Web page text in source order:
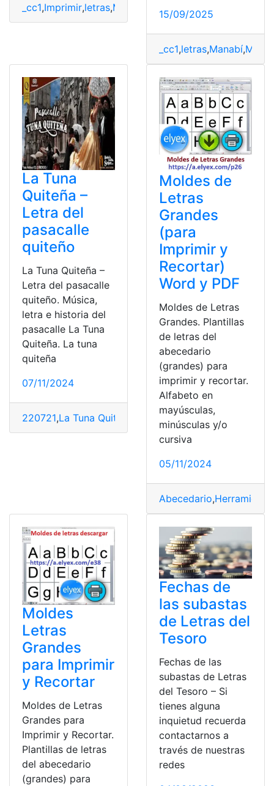
_cc1,Imprimir,letras,Moldes tipografía
15/09/2025
_cc1,letras,Manabí,
La Tuna
Quiteña –
Letra del
pasacalle
quiteño
La Tuna Quiteña –
Letra del pasacalle
quiteño. Música,
letra e historia del
pasacalle La Tuna
Quiteña. La tuna
quiteña
07/11/2024
220721,La Tuna Quiteña Música , Pasacalle
Moldes de
Letras
Grandes
(para
Imprimir y
Recortar)
Word y PDF
Moldes de Letras
Grandes. Plantillas
de letras del
abecedario
(grandes) para
imprimir y recortar.
Alfabeto en
mayúsculas,
minúsculas y/o
cursiva
05/11/2024
Abecedario,
Moldes
Letras
Grandes
para Imprimir
y Recortar
Moldes de Letras
Grandes para
Imprimir y Recortar.
Plantillas de letras
del abecedario
(grandes) para
Fechas de
las subastas
de Letras del
Tesoro
Fechas de las
subastas de Letras
del Tesoro – Si
tienes alguna
inquietud recuerda
contactarnos a
través de nuestras
redes